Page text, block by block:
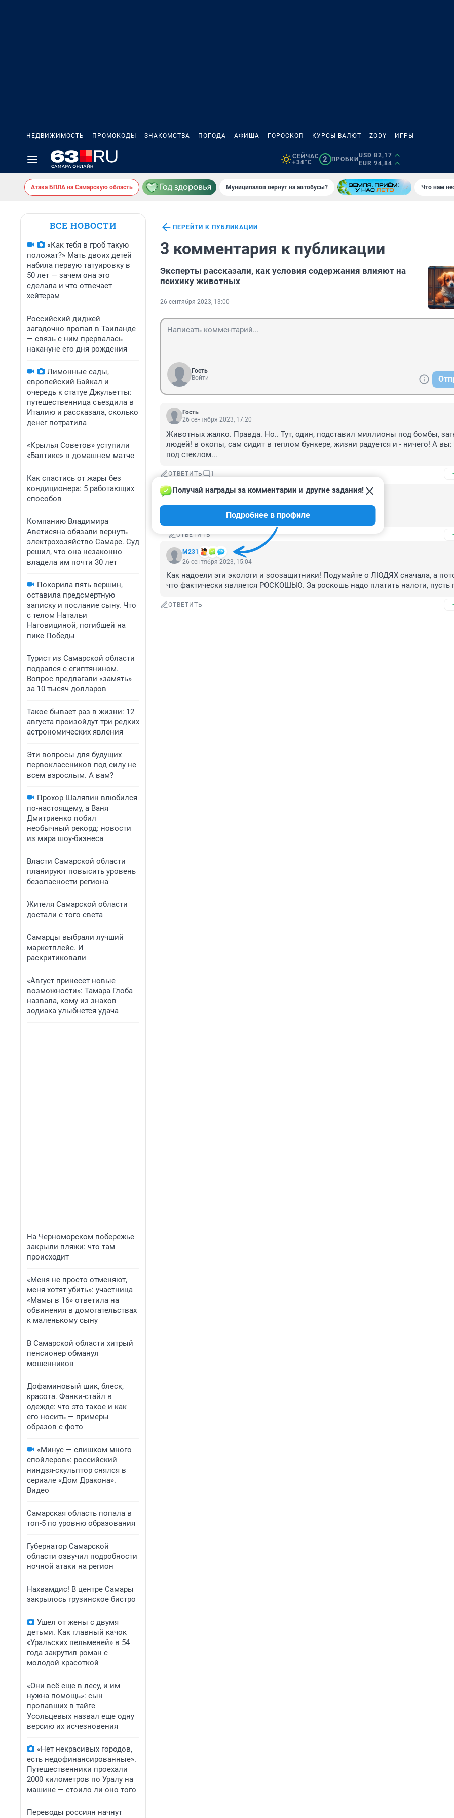
НЕДВИЖИМОСТЬ ПРОМОКОДЫ ЗНАКОМСТВА ПОГОДА АФИША ГОРОСКОП КУРСЫ ВАЛЮТ ZODY ИГРЫ
СЕЙЧАС
+34°C
2 ПРОБКИ
USD 82,17
EUR 94,84
Атака БПЛА на Самарскую область Муниципалов вернут на автобусы? Что нам
ВСЕ НОВОСТИ
«Как тебя в гроб такую
положат?» Мать двоих детей
набила первую татуировку в
50 лет — зачем она это
сделала и что отвечает
хейтерам
Российский диджей
загадочно пропал в Таиланде
— связь с ним прервалась
накануне его дня рождения
Лимонные сады,
европейский Байкал и
очередь к статуе Джульетты:
путешественница съездила в
Италию и рассказала, сколько
денег потратила
«Крылья Советов» уступили
«Балтике» в домашнем матче
Как спастись от жары без
кондиционера: 5 работающих
способов
Компанию Владимира
Аветисяна обязали вернуть
электрохозяйство Самаре. Суд
решил, что она незаконно
владела им почти 30 лет
Покорила пять вершин,
оставила предсмертную
записку и послание сыну. Что
с телом Натальи
Наговициной, погибшей на
пике Победы
Турист из Самарской области
подрался с египтянином.
Вопрос предлагали «замять»
за 10 тысяч долларов
Такое бывает раз в жизни: 12
августа произойдут три редких
астрономических явления
Эти вопросы для будущих
первоклассников под силу не
всем взрослым. А вам?
Прохор Шаляпин влюбился
по-настоящему, а Ваня
Дмитриенко побил
необычный рекорд: новости
из мира шоу-бизнеса
Власти Самарской области
планируют повысить уровень
безопасности региона
Жителя Самарской области
достали с того света
Самарцы выбрали лучший
маркетплейс. И
раскритиковали
«Август принесет новые
возможности»: Тамара Глоба
назвала, кому из знаков
зодиака улыбнется удача
На Черноморском побережье
закрыли пляжи: что там
происходит
«Меня не просто отменяют,
меня хотят убить»: участница
«Мамы в 16» ответила на
обвинения в домогательствах
к маленькому сыну
В Самарской области хитрый
пенсионер обманул
мошенников
Дофаминовый шик, блеск,
красота. Фанки-стайл в
одежде: что это такое и как
его носить — примеры
образов с фото
«Минус — слишком много
спойлеров»: российский
ниндзя-скульптор снялся в
сериале «Дом Дракона».
Видео
Самарская область попала в
топ-5 по уровню образования
Губернатор Самарской
области озвучил подробности
ночной атаки на регион
Нахвамдис! В центре Самары
закрылось грузинское бистро
Ушел от жены с двумя
детьми. Как главный качок
«Уральских пельменей» в 54
года закрутил роман с
молодой красоткой
«Они всё еще в лесу, и им
нужна помощь»: сын
пропавших в тайге
Усольцевых назвал еще одну
версию их исчезновения
«Нет некрасивых городов,
есть недофинансированные».
Путешественники проехали
2000 километров по Уралу на
машине — стоило ли оно того
Переводы россиян начнут
ПЕРЕЙТИ К ПУБЛИКАЦИИ
3 комментария к публикации
Эксперты рассказали, как условия содержания влияют на
психику животных
26 сентября 2023, 13:00
Гость
Войти
Гость
26 сентября 2023, 17:20
Животных жалко. Правда. Но.. Тут, один, подставил миллионы под бомбы,
людей! в окопы, сам сидит в теплом бункере, жизни радуется и - ничего! А вы:
под стеклом...
ОТВЕТИТЬ 1
Гость
ОТВЕТИТЬ
М231
Получай награды за комментарии и другие задания!
Подробнее в профиле
26 сентября 2023, 15:04
Как надоели эти экологи и зоозащитники! Подумайте о ЛЮДЯХ сначала, а
что фактически является РОСКОШЬЮ. За роскошь надо платить налоги, пусть
ОТВЕТИТЬ